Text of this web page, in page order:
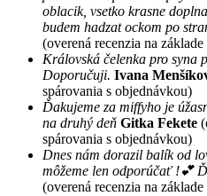
oblacik, vsetko krasne
budem hadzat ockom po
(overená recenzia na
Královská čelenka pro syna
Doporučuji. Ivana
spárovania s objednávkou)
Ďakujeme za miffyho je
na druhý deň Gitka Fekete
spárovania s objednávkou)
Dnes nám dorazil balík od
môžeme len odporúčať !💕
(overená recenzia na